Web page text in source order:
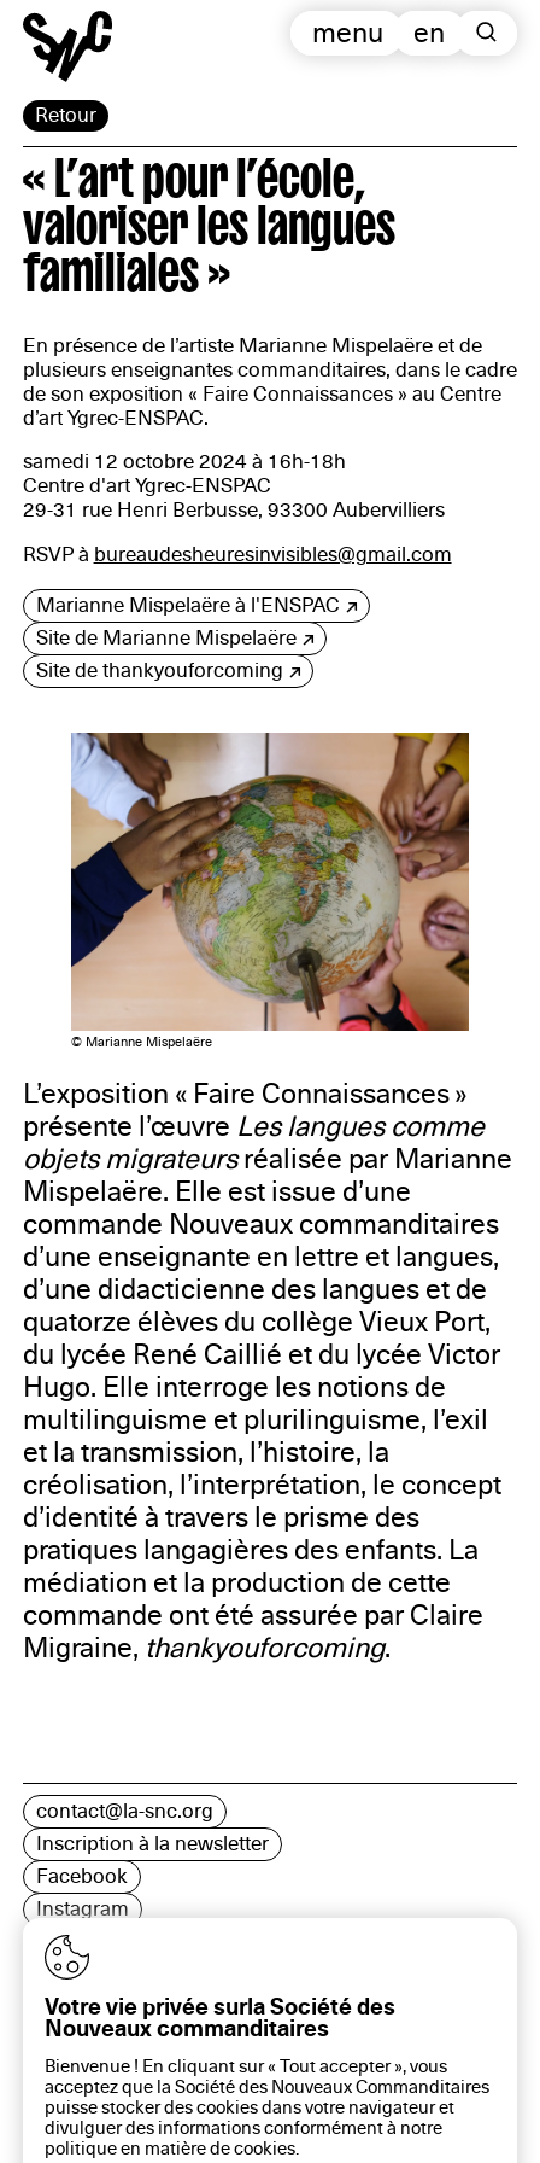
Retour
en
menu
« L’art pour l’école,
valoriser les langues
familiales »
En présence de l’artiste Marianne Mispelaëre et de
plusieurs enseignantes commanditaires, dans le cadre
de son exposition « Faire Connaissances » au Centre
d’art Ygrec-ENSPAC.
samedi 12 octobre 2024 à 16h-18h
Centre d'art Ygrec-ENSPAC
29-31 rue Henri Berbusse, 93300 Aubervilliers
RSVP à bureaudesheuresinvisibles@gmail.com
Marianne Mispelaëre à l'ENSPAC
Site de Marianne Mispelaëre
Site de thankyouforcoming
© Marianne Mispelaëre
L’exposition « Faire Connaissances »
présente l’œuvre Les langues comme
objets migrateursréalisée par Marianne
Mispelaëre. Elle est issue d’une
commande Nouveaux commanditaires
d’une enseignante en lettre et langues,
d’une didacticienne des langues et de
quatorze élèves du collège Vieux Port,
du lycée René Caillié et du lycée Victor
Hugo. Elle interroge les notions de
multilinguisme et plurilinguisme, l’exil
et la transmission, l’histoire, la
créolisation, l’interprétation, le concept
d’identité à travers le prisme des
pratiques langagières des enfants. La
médiation et la production de cette
commande ont été assurée par Claire
Migraine, thankyouforcoming.
contact@la-snc.org
Inscription à la newsletter
Facebook
Instagram
LinkedIn
16 rue Rambuteau, 75003 Paris
Plan du site
Aide sur ce site
Gestion des cookies
Politique des cookies
Votre vie privée surla Société des
Nouveaux commanditaires
Bienvenue ! En cliquant sur « Tout accepter », vous
acceptez que la Société des Nouveaux Commanditaires
puisse stocker des cookies dans votre navigateur et
divulguer des informations conformément à notre
politique en matière decookies.